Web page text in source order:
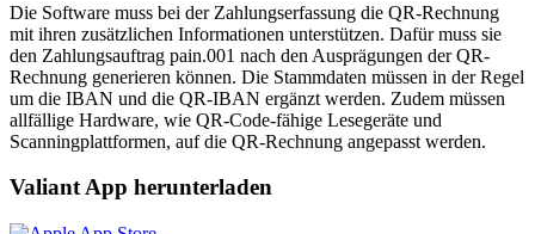
Die Software muss bei der Zahlungserfassung die QR-Rechnung
mit ihren zusätzlichen Informationen unterstützen. Dafür muss sie
den Zahlungsauftrag pain.001 nach den Ausprägungen der QR-
Rechnung generieren können. Die Stammdaten müssen in der Regel
um die IBAN und die QR-IBAN ergänzt werden. Zudem müssen
allfällige Hardware, wie QR-Code-fähige Lesegeräte und
Scanningplattformen, auf die QR-Rechnung angepasst werden.
Valiant App herunterladen